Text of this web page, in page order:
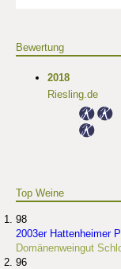
Bewertung
2018
Riesling.de
Top Weine
98
2003er Hattenheimer
Domänenweingut
96